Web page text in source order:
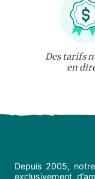
Des tarifs
en
Depuis 2005,
exclusivement